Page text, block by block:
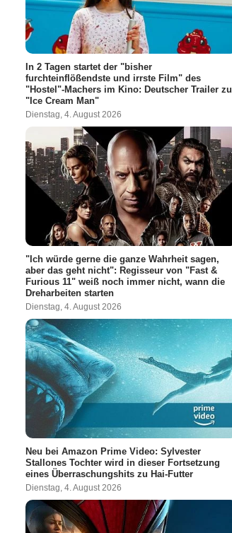
In 2 Tagen startet der "bisher
furchteinflößendste und irrste Film" des
"Hostel"-Machers im Kino: Deutscher Trailer zu
"Ice Cream Man"
Dienstag, 4. August 2026
"Ich würde gerne die ganze Wahrheit sagen,
aber das geht nicht": Regisseur von "Fast &
Furious 11" weiß noch immer nicht, wann die
Dreharbeiten starten
Dienstag, 4. August 2026
Neu bei Amazon Prime Video: Sylvester
Stallones Tochter wird in dieser Fortsetzung
eines Überraschungshits zu Hai-Futter
Dienstag, 4. August 2026